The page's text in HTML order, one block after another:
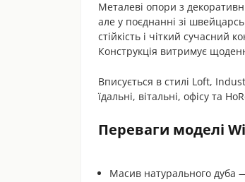
Металеві опори з
але у поєднанні зі
стійкість і чіткий сучасний
Конструкція витримує
Вписується в стилі Loft,
їдальні, вітальні, офісу та
Переваги моделі
Масив натурального дуба